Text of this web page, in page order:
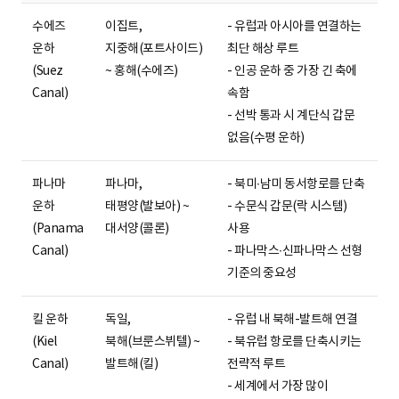
수에즈
운하
(Suez
Canal)
이집트,
지중해(포트사이드)
~ 홍해(수에즈)
- 유럽과 아시아를 연결하는
최단 해상 루트
- 인공 운하 중 가장 긴 축에
속함
- 선박 통과 시 계단식 갑문
없음(수평 운하)
파나마
운하
(Panama
Canal)
파나마,
태평양(발보아) ~
대서양(콜론)
- 북미∙남미 동서항로를 단축
- 수문식 갑문(락 시스템)
사용
- 파나막스∙신파나막스 선형
기준의 중요성
킬 운하
(Kiel
Canal)
독일,
북해(브룬스뷔텔) ~
발트해(킬)
- 유럽 내 북해-발트해 연결
- 북유럽 항로를 단축시키는
전략적 루트
- 세계에서 가장 많이